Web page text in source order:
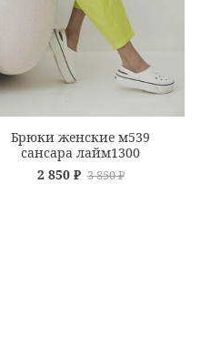
Брюки женские м539
сансара лайм1300
2 850 ₽ 3 850 ₽